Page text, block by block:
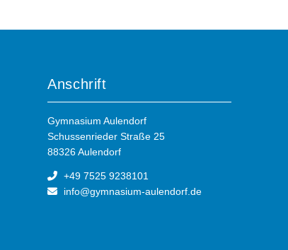
Anschrift
Gymnasium Aulendorf
Schussenrieder Straße 25
88326 Aulendorf
+49 7525 9238101
info@gymnasium-aulendorf.de